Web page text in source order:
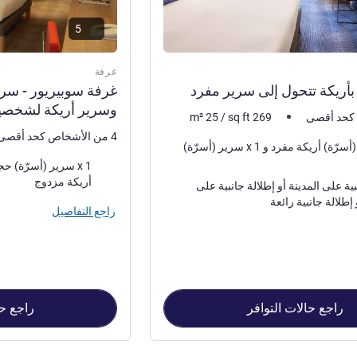
تتحول إلى سرير مفرد
m²25 /sq ft 269
1 x سرير (أسرّة) أريكة مفرد و 1 x سرير (أسرّة)
إطلالة جانبية على المدينة أو إطلالة جانبية على
راجع حالات التوافر
غرفة
غرفة سوبيريور -
وسرير أريكة
4 من الأشخاص كحد أقصى
فرش السرير
أريكة مزدوج
راجع التفاصيل
راجع